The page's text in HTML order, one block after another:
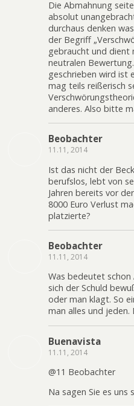
Die Abmahnung
absolut
durchaus denken
der Begriff
gebraucht und dient
neutralen
geschrieben wird ist
mag teils reißerisch
anderes. Also bitte
Beobachter
11.11, 2014
Ist das nicht der
berufslos, lebt von
Jahren bereits vor
8000 Euro Verlust
platzierte?
Beobachter
11.11, 2014
Was bedeutet
sich der Schuld
oder man klagt. So
man alles und
Buenavista
11.11, 2014
@11 Beobachter
Na sagen Sie es uns